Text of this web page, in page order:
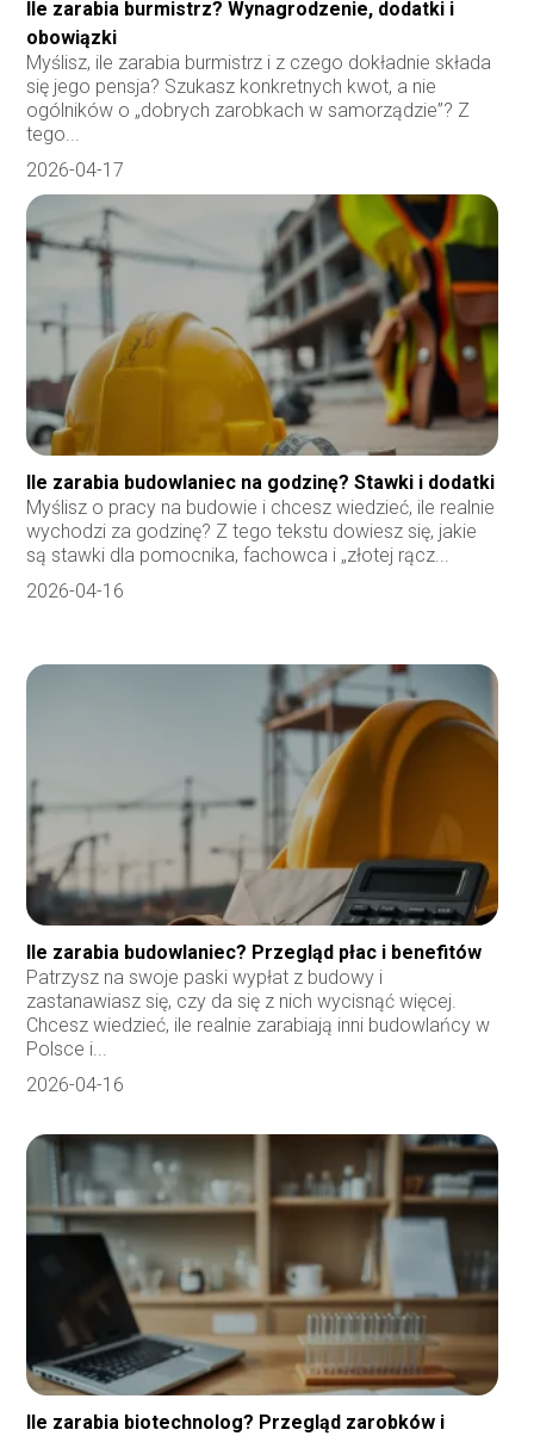
Ile zarabia burmistrz? Wynagrodzenie, dodatki i
obowiązki
Myślisz, ile zarabia burmistrz i z czego dokładnie składa
się jego pensja? Szukasz konkretnych kwot, a nie
ogólników o „dobrych zarobkach w samorządzie”? Z
tego...
2026-04-17
Ile zarabia budowlaniec na godzinę? Stawki i dodatki
Myślisz o pracy na budowie i chcesz wiedzieć, ile realnie
wychodzi za godzinę? Z tego tekstu dowiesz się, jakie
są stawki dla pomocnika, fachowca i „złotej rącz...
2026-04-16
Ile zarabia budowlaniec? Przegląd płac i benefitów
Patrzysz na swoje paski wypłat z budowy i
zastanawiasz się, czy da się z nich wycisnąć więcej.
Chcesz wiedzieć, ile realnie zarabiają inni budowlańcy w
Polsce i...
2026-04-16
Ile zarabia biotechnolog? Przegląd zarobków i